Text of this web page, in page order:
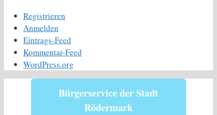
Registrieren
Anmelden
Eintrags-Feed
Kommentar-Feed
WordPress.org
Bürgerservice der Stadt
Rödermark